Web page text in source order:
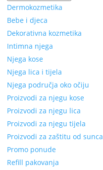
Dermokozmetika
Bebe i djeca
Dekorativna kozmetika
Intimna njega
Njega kose
Njega lica i tijela
Njega područja oko očiju
Proizvodi za njegu kose
Proizvodi za njegu lica
Proizvodi za njegu tijela
Proizvodi za zaštitu od sunca
Promo ponude
Refill pakovanja